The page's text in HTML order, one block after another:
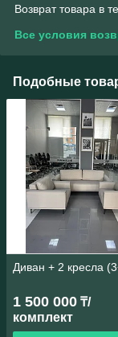
Возврат товара в
Все условия
Подобные
Диван + 2 кресла
1 500 000 ₸/
комплект